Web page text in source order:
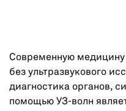
Современную
без ультразвукового
диагностика органов,
помощью УЗ-волн